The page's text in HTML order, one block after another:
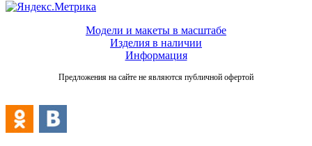
Модели и макеты в масштабе
Изделия в наличии
Информация
Предложения на сайте не являются публичной офертой